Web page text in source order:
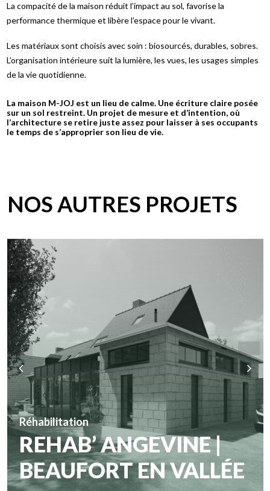
La compacité de la maison réduit l’impact au sol, favorise la
performance thermique et libère l’espace pour le vivant.
Les matériaux sont choisis avec soin : biosourcés, durables, sobres.
L’organisation intérieure suit la lumière, les vues, les usages simples
de la vie quotidienne.
La maison M-JOJ est un lieu de calme. Une écriture claire posée
sur un sol restreint. Un projet de mesure et d’intention, où
l’architecture se retire juste assez pour laisser à ses occupants
le temps de s’approprier son lieu de vie.
NOS AUTRES PROJETS
REHAB’ ANGEVINE |
BEAUFORT EN VALLÉE
Réhabilitation